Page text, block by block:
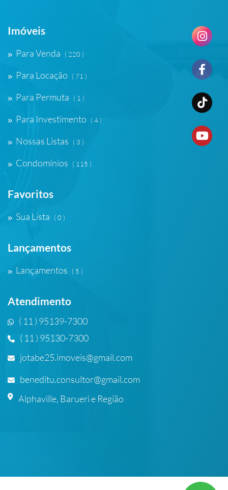
Imóveis
Para Venda ( 220 )
Para Locação ( 71 )
Para Permuta ( 1 )
Para Investimento ( 4 )
Nossas Listas ( 3 )
Condomínios ( 115 )
Favoritos
Sua Lista ( 0 )
Lançamentos
Lançamentos ( 5 )
Atendimento
( 11 ) 95139-7300
( 11 ) 95130-7300
jotabe25.imoveis@gmail.com
beneditu.consultor@gmail.com
Alphaville, Barueri e Região